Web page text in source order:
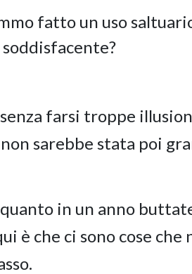
fatto un uso
farsi troppe
sarebbe stata poi
in un anno
è che ci sono cose che